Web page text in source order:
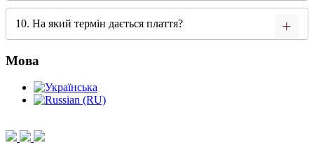
10. На який термін дається плаття?
Мова